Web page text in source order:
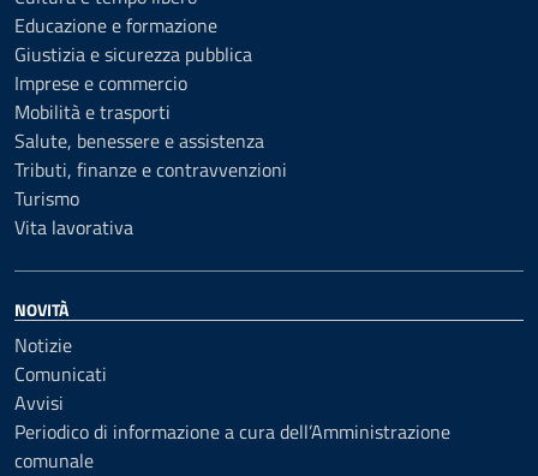
Educazione e formazione
Giustizia e sicurezza pubblica
Imprese e commercio
Mobilità e trasporti
Salute, benessere e assistenza
Tributi, finanze e contravvenzioni
Turismo
Vita lavorativa
NOVITÀ
Notizie
Comunicati
Avvisi
Periodico di informazione a cura dell’Amministrazione
comunale